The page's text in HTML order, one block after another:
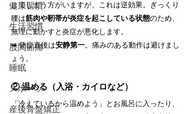
健康習慣
生活習慣
股関節痛
睡眠
スポーツ
産後骨盤矯正
してしまう方がいますが、これは逆効果。ぎっくり
腰は筋肉や靭帯が炎症を起こしている状態のため、
無理に動かすと炎症が悪化します。
➡ 発症直後は安静第一。痛みのある動作は避けまし
ょう。
② 温める（入浴・カイロなど）
「冷えているから温めよう」とお風呂に入ったり、